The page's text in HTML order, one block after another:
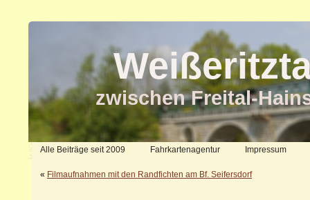
zwischen Freital-
Alle Beiträge seit 2009 Fahrkartenagentur Impressum
« Filmaufnahmen mit den Randfichten am Bf. Seifersdorf